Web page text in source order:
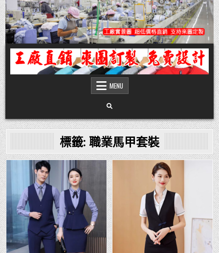
Skip
to
content
團體服
團體服製作,公司企業工作制服POLO衫T恤訂製推薦,做班系校服定製價格,台灣香
港客製化衣服裝工廠商
MENU
標籤: 職業馬甲套裝
Posted
in
Posted